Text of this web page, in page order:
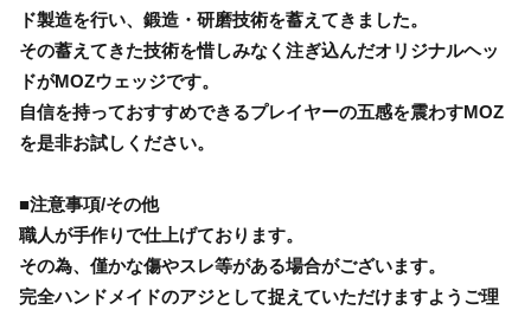
ド製造を行い、鍛造・研磨技術を蓄えてきました。
その蓄えてきた技術を惜しみなく注ぎ込んだオリジナルヘッ
ドがMOZウェッジです。
自信を持っておすすめできるプレイヤーの五感を震わすMOZ
を是非お試しください。
■注意事項/その他
職人が手作りで仕上げております。
その為、僅かな傷やスレ等がある場合がございます。
完全ハンドメイドのアジとして捉えていただけますようご理